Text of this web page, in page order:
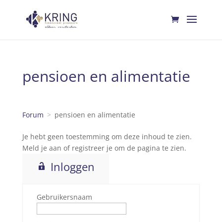
pensioen en alimentatie
Forum pensioen en alimentatie
Je hebt geen toestemming om deze inhoud te zien.
Meld je aan of registreer je om de pagina te zien.
Inloggen
Gebruikersnaam